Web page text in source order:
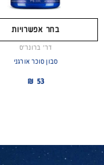
בחר אפשרויות
דר׳ ברונר׳ס
סבון סוכר אורגני
53 ₪